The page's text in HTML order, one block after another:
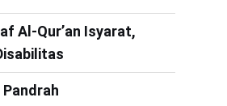
Al-Qur’an Isyarat,